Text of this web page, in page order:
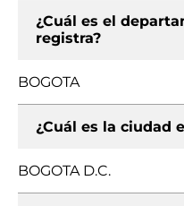
¿Cuál es el
registra?
BOGOTA
¿Cuál es la ciudad
BOGOTA D.C.